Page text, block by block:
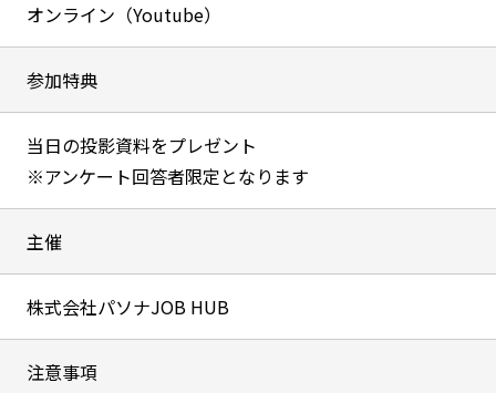
オンライン（Youtube）
参加特典
当日の投影資料をプレゼント
※アンケート回答者限定となります
主催
株式会社パソナJOB HUB
注意事項